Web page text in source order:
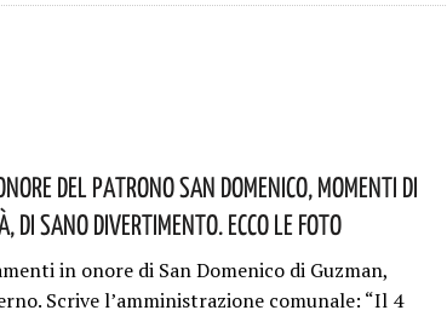
Del Patrono San Domenico, Momenti Di
Di Sano Divertimento. Ecco Le Foto
in onore di San Domenico di Guzman,
Scrive l’amministrazione comunale: “Il 4